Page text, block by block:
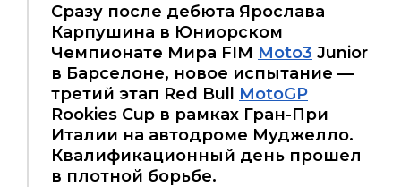
Сразу после дебюта Ярослава
Карпушина в Юниорском
Чемпионате Мира FIM Moto3 Junior
в Барселоне, новое испытание —
третий этап Red Bull MotoGP
Rookies Cup в рамках Гран-При
Италии на автодроме Муджелло.
Квалификационный день прошел
в плотной борьбе.